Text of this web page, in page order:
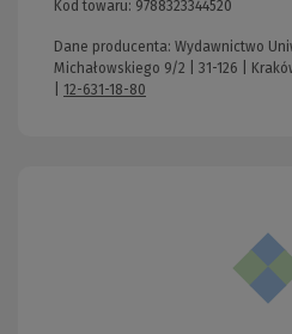
Kod towaru: 9788323344520
Dane producenta: Wydawnictwo
Michałowskiego 9/2 | 31-126 |
12-631-18-80